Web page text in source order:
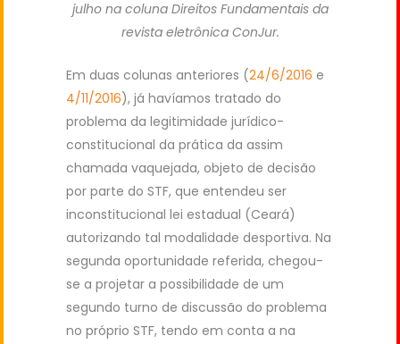
julho na coluna Direitos Fundamentais da
revista eletrônica ConJur.
Em duas colunas anteriores (24/6/2016 e
4/11/2016), já havíamos tratado do
problema da legitimidade jurídico-
constitucional da prática da assim
chamada vaquejada, objeto de decisão
por parte do STF, que entendeu ser
inconstitucional lei estadual (Ceará)
autorizando tal modalidade desportiva. Na
segunda oportunidade referida, chegou-
se a projetar a possibilidade de um
segundo turno de discussão do problema
no próprio STF, tendo em conta a na